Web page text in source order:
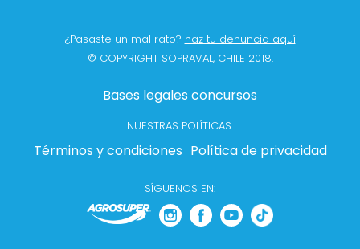
¿Pasaste un mal rato? haz tu denuncia aquí
© COPYRIGHT SOPRAVAL, CHILE 2018.
Bases legales concursos
NUESTRAS POLÍTICAS:
Términos y condiciones Política de privacidad
SÍGUENOS EN: